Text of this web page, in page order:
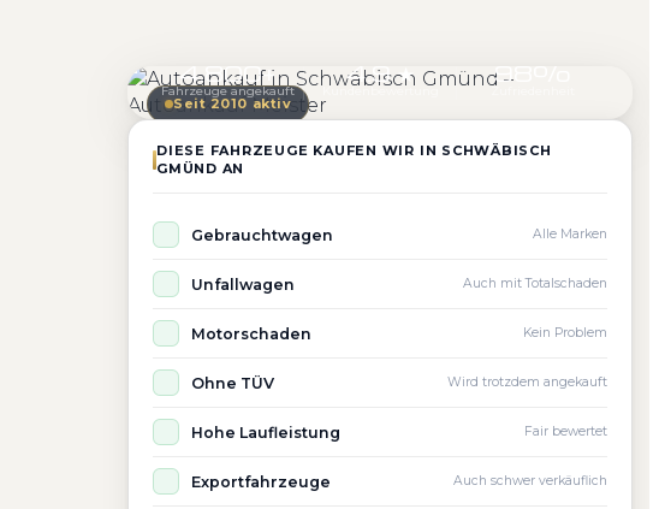
Seit 2010 aktiv
4.800+
Fahrzeuge angekauft
4.9 ★ 98%
DIESE FAHRZEUGE KAUFEN WIR IN SCHWÄBISCH
GMÜND AN
Gebrauchtwagen Alle Marken
Unfallwagen Auch mit Totalschaden
Motorschaden Kein Problem
Ohne TÜV Wird trotzdem angekauft
Hohe Laufleistung Fair bewertet
Exportfahrzeuge Auch schwer verkäuflich